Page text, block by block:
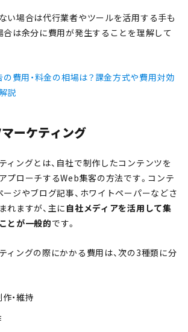
い場合は代行業者やツールを活用する手も
合は余分に費用が発生することを理解して
費用・料金の相場は？課金方式や費用対効
説
ーケティング
ィングとは、自社で制作したコンテンツを
プローチするWeb集客の方法です。コンテ
ージやブログ記事、ホワイトペーパーなどさ
れますが、主に 自社メディアを活用して集
とが一般的です。
ィングの際にかかる費用は、次の3種類に分
・維持